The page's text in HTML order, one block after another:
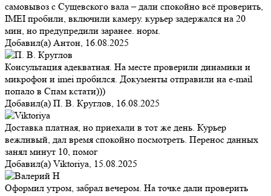
самовывоз с Сущевского вала – дали спокойно всё проверить,
IMEI пробили, включили камеру. курьер задержался на 20
мин, но предупредили заранее. норм.
Добавил(а) Антон, 16.08.2025
Консультация адекватная. На месте проверили динамики и
микрофон и imei пробился. Документы отправили на e-mail
попало в Спам кстати)))
Добавил(а) П. В. Круглов, 16.08.2025
Доставка платная, но приехали в тот же день. Курьер
вежливый, дал время спокойно посмотреть. Перенос данных
занял минут 10, помог
Добавил(а) Viktoriya, 15.08.2025
Оформил утром, забрал вечером. На точке дали проверить